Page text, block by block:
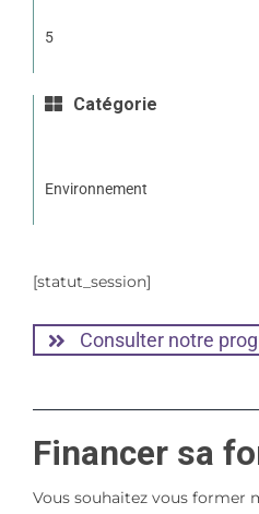
5
Catégorie
Environnement
[statut_session]
Consulter notre
Financer sa
Vous souhaitez vous former